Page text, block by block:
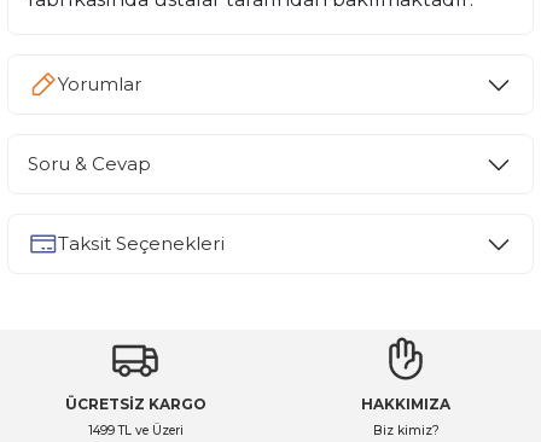
Yorumlar
Soru & Cevap
Taksit Seçenekleri
ÜCRETSİZ KARGO
1499 TL ve Üzeri
HAKKIMIZA
Biz kimiz?